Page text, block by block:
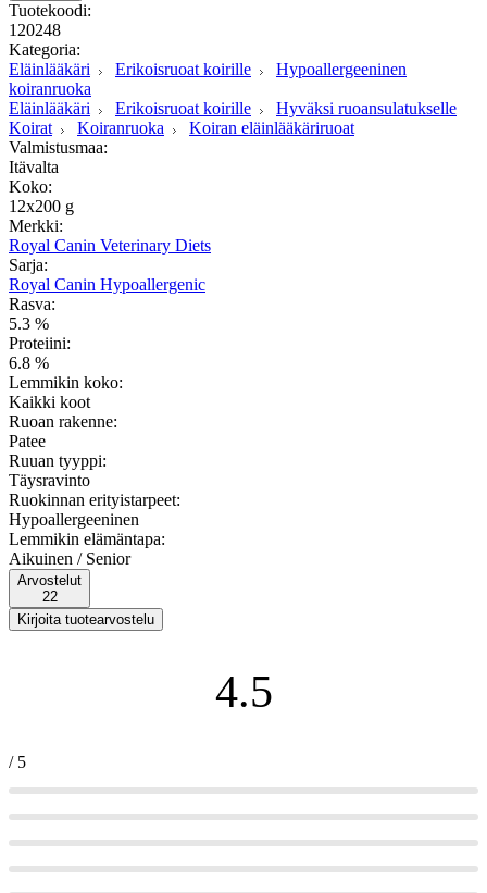
Tuotekoodi:
120248
Kategoria:
Eläinlääkäri
Erikoisruoat koirille
Hypoallergeeninen
koiranruoka
Eläinlääkäri
Erikoisruoat koirille
Hyväksi ruoansulatukselle
Koirat
Koiranruoka
Koiran eläinlääkäriruoat
Valmistusmaa:
Itävalta
Koko:
12x200 g
Merkki:
Royal Canin Veterinary Diets
Sarja:
Royal Canin Hypoallergenic
Rasva:
5.3 %
Proteiini:
6.8 %
Lemmikin koko:
Kaikki koot
Ruoan rakenne:
Patee
Ruuan tyyppi:
Täysravinto
Ruokinnan erityistarpeet:
Hypoallergeeninen
Lemmikin elämäntapa:
Aikuinen / Senior
Arvostelut
22
4.5
/ 5